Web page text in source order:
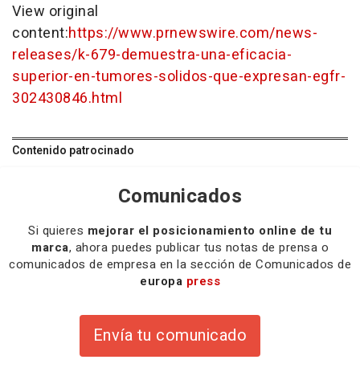
View original
content:https://www.prnewswire.com/news-
releases/k-679-demuestra-una-eficacia-
superior-en-tumores-solidos-que-expresan-egfr-
302430846.html
Contenido patrocinado
Comunicados
Si quieres mejorar el posicionamiento online de tu
marca, ahora puedes publicar tus notas de prensa o
comunicados de empresa en la sección de Comunicados de
europa press
Envía tu comunicado